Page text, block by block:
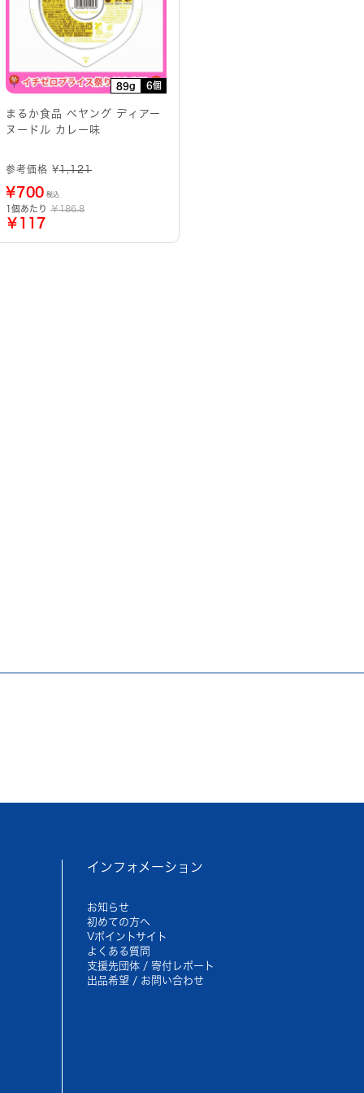
89g 6個
まるか食品 ペヤング ディアー
ヌードル カレー味
参考価格 ¥1,121
¥700 税込
1個あたり ￥186.8
￥117
インフォメーション
お知らせ
初めての方へ
Vポイントサイト
よくある質問
支援先団体 / 寄付レポート
出品希望 / お問い合わせ